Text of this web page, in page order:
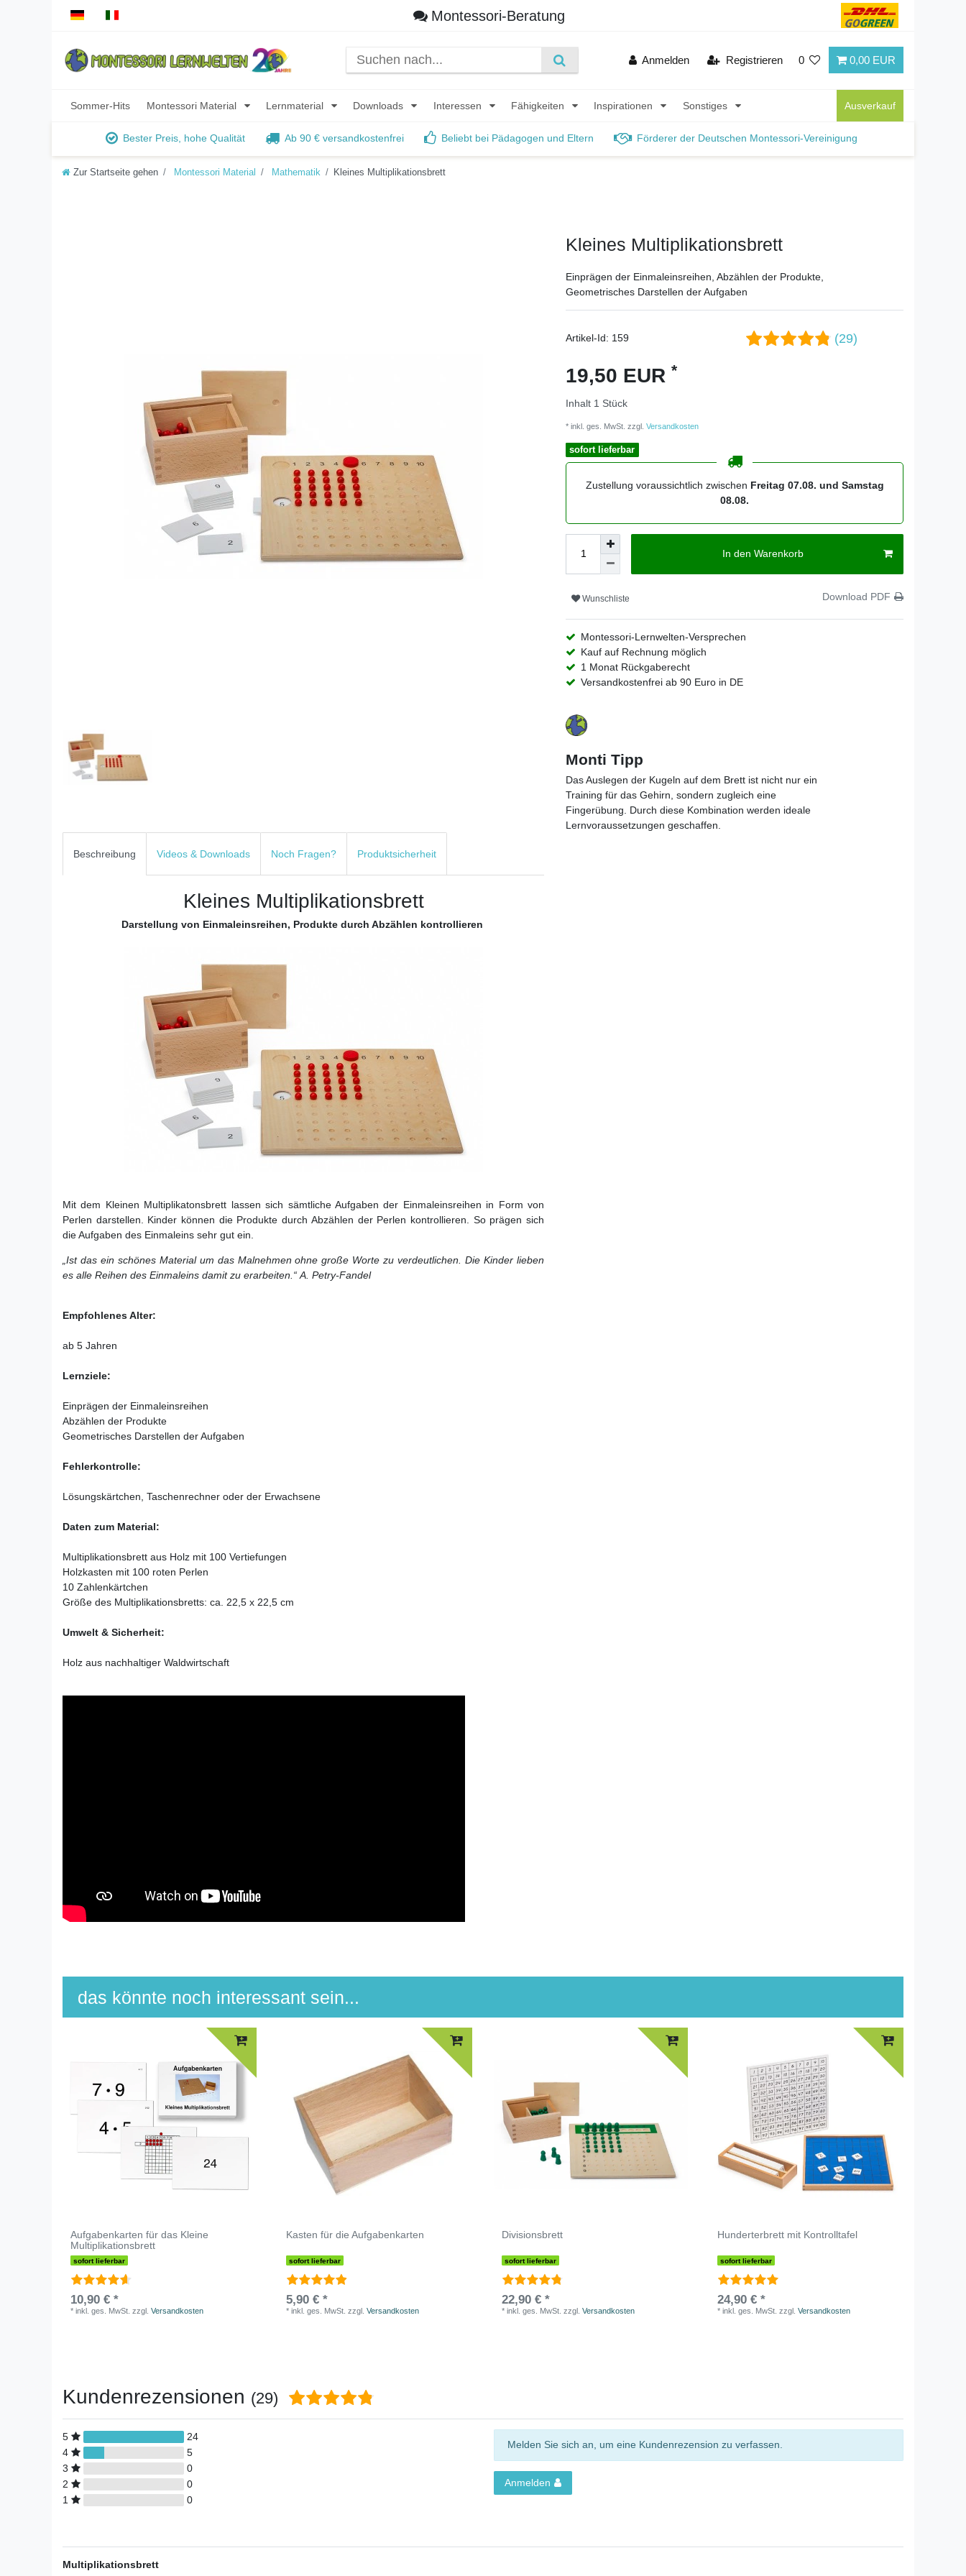
Montessori-Beratung
Anmelden Registrieren 0 0,00 EUR
Sommer-Hits Montessori Material Lernmaterial Downloads Interessen Fähigkeiten Inspirationen Sonstiges Ausverkauf
Bester Preis, hohe Qualität Ab 90 € versandkostenfrei Beliebt bei Pädagogen und Eltern Förderer der Deutschen Montessori-Vereinigung
Zur Startseite gehen Montessori Material Mathematik Kleines Multiplikationsbrett
Beschreibung Videos & Downloads Noch Fragen? Produktsicherheit
Kleines Multiplikationsbrett
Darstellung von Einmaleinsreihen, Produkte durch Abzählen kontrollieren
Mit dem Kleinen Multiplikatonsbrett lassen sich sämtliche Aufgaben der Einmaleinsreihen in Form von
Perlen darstellen. Kinder können die Produkte durch Abzählen der Perlen kontrollieren. So prägen sich
die Aufgaben des Einmaleins sehr gut ein.
Ist das ein schönes Material um das Malnehmen ohne große Worte zu verdeutlichen. Die Kinder lieben
es alle Reihen des Einmaleins damit zu erarbeiten. “ A. Petry-Fandel
Empfohlenes Alter:
ab 5 Jahren
Lernziele:
Einprägen der Einmaleinsreihen
Abzählen der Produkte
Geometrisches Darstellen der Aufgaben
Fehlerkontrolle:
Lösungskärtchen, Taschenrechner oder der Erwachsene
Daten zum Material:
Multiplikationsbrett aus Holz mit 100 Vertiefungen
Holzkasten mit 100 roten Perlen
10 Zahlenkärtchen
Größe des Multiplikationsbretts: ca. 22,5 x 22,5 cm
Umwelt & Sicherheit:
Holz aus nachhaltiger Waldwirtschaft
Kleines Multiplikationsbrett
Einprägen der Einmaleinsreihen, Abzählen der Produkte,
Geometrisches Darstellen der Aufgaben
Artikel-Id: 159 (29)
19,50 EUR *
Inhalt 1 Stück
* inkl. ges. MwSt. zzgl. Versandkosten
sofort lieferbar
Zustellung voraussichtlich zwischen Freitag 07.08. und Samstag
08.08.
In den Warenkorb
Wunschliste Download PDF
Montessori-Lernwelten-Versprechen
Kauf auf Rechnung möglich
1 Monat Rückgaberecht
Versandkostenfrei ab 90 Euro in DE
Monti Tipp
Das Auslegen der Kugeln auf dem Brett ist nicht nur ein
Training für das Gehirn, sondern zugleich eine
Fingerübung. Durch diese Kombination werden ideale
Lernvoraussetzungen geschaffen.
das könnte noch interessant sein...
Aufgabenkarten für das Kleine
Multiplikationsbrett
sofort lieferbar
10,90 € *
*inkl. ges. MwSt. zzgl.Versandkosten
Kasten für die Aufgabenkarten
sofort lieferbar
5,90 € *
*inkl. ges. MwSt. zzgl.Versandkosten
Divisionsbrett
sofort lieferbar
22,90 € *
*inkl. ges. MwSt. zzgl.Versandkosten
Hunderterbrett mit Kontrolltafel
sofort lieferbar
24,90 € *
*inkl. ges. MwSt. zzgl.Versandkosten
Kundenrezensionen (29)
5
24
4
5
3
0
2
0
1
0
Melden Sie sich an, um eine Kundenrezension zu verfassen.
Anmelden
Multiplikationsbrett